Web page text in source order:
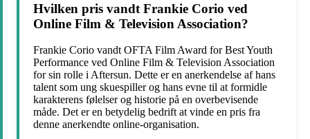
Hvilken pris vandt Frankie Corio ved
Online Film & Television Association?
Frankie Corio vandt OFTA Film Award for Best Youth
Performance ved Online Film & Television Association
for sin rolle i Aftersun. Dette er en anerkendelse af hans
talent som ung skuespiller og hans evne til at formidle
karakterens følelser og historie på en overbevisende
måde. Det er en betydelig bedrift at vinde en pris fra
denne anerkendte online-organisation.